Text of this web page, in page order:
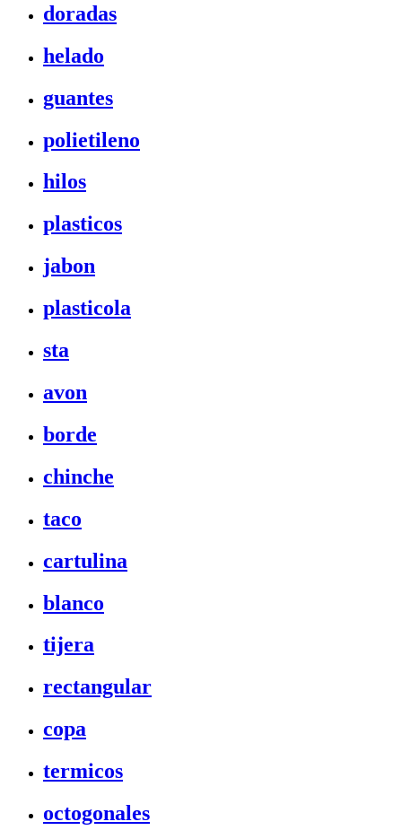
doradas
helado
guantes
polietileno
hilos
plasticos
jabon
plasticola
sta
avon
borde
chinche
taco
cartulina
blanco
tijera
rectangular
copa
termicos
octogonales